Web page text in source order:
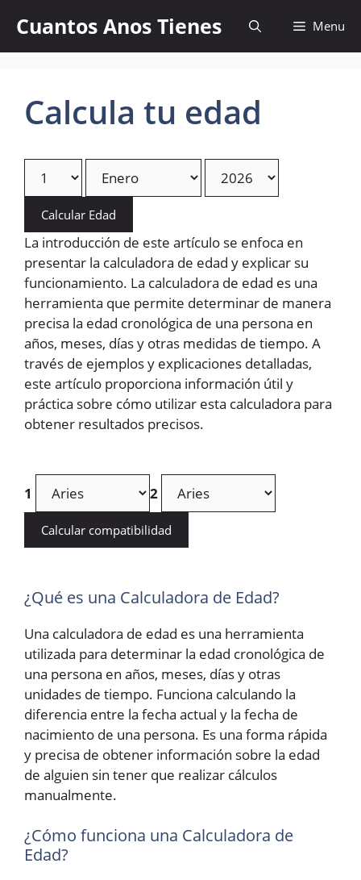
content
Cuantos Anos Tienes Menu
Calcula tu edad
Calcular Edad
La introducción de este artículo se enfoca en
presentar la calculadora de edad y explicar su
funcionamiento. La calculadora de edad es una
herramienta que permite determinar de manera
precisa la edad cronológica de una persona en
años, meses, días y otras medidas de tiempo. A
través de ejemplos y explicaciones detalladas,
este artículo proporciona información útil y
práctica sobre cómo utilizar esta calculadora para
obtener resultados precisos.
1 2
Calcular compatibilidad
¿Qué es una Calculadora de Edad?
Una calculadora de edad es una herramienta
utilizada para determinar la edad cronológica de
una persona en años, meses, días y otras
unidades de tiempo. Funciona calculando la
diferencia entre la fecha actual y la fecha de
nacimiento de una persona. Es una forma rápida
y precisa de obtener información sobre la edad
de alguien sin tener que realizar cálculos
manualmente.
¿Cómo funciona una Calculadora de
Edad?